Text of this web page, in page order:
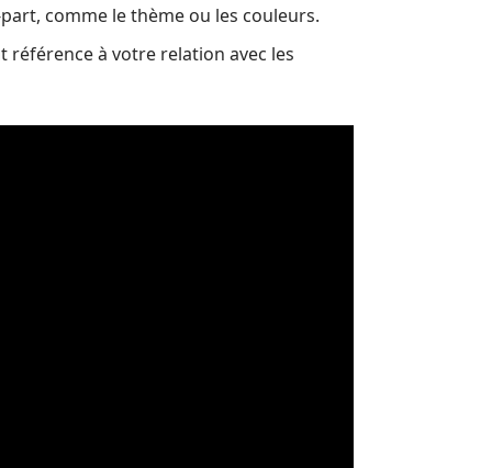
comme le thème ou les couleurs.
référence à votre relation avec les